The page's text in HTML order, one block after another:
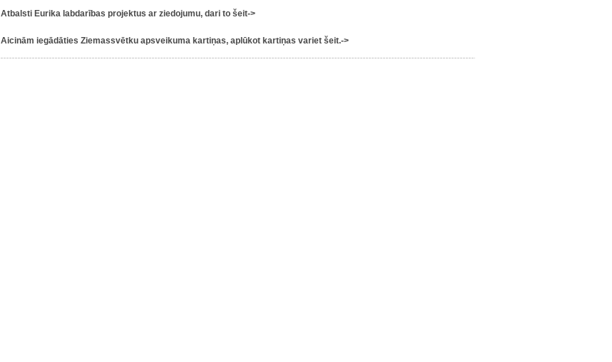
Atbalsti Eurika labdarības projektus ar ziedojumu, dari to šeit->
Aicinām iegādāties Ziemassvētku apsveikuma kartiņas, aplūkot kartiņas variet šeit.->